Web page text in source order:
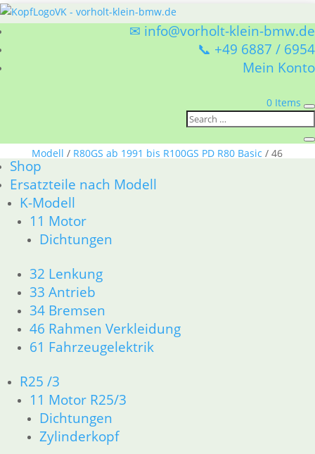
✉ info@vorholt-klein-bmw.de
📞 +49 6887 / 6954
Mein Konto
0 Items
Shop
Ersatzteile nach Modell
K-Modell
11 Motor
Dichtungen
32 Lenkung
33 Antrieb
34 Bremsen
46 Rahmen Verkleidung
61 Fahrzeugelektrik
R25 /3
11 Motor R25/3
Dichtungen
Zylinderkopf
Modell / R80GS ab 1991 bis R100GS PD R80 Basic / 46
Rahmen & Verkleidung
46 Rahmen &
Verkleidung
BMW R80GS ab 1991 bis R100GS PD R80 Basic 46
Rahmen & Verkleidung
1–15 von 20 Ergebnissen werden angezeigt
1
2
→
Kofferhalter chrom rechts
109,70